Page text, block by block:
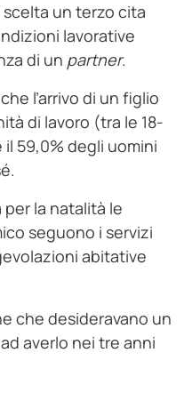
scelta un terzo cita
lavorative
di un partner.
l’arrivo di un figlio
di lavoro (tra le 18-
59,0% degli uomini
per la natalità le
seguono i servizi
abitative
che desideravano un
averlo nei tre anni